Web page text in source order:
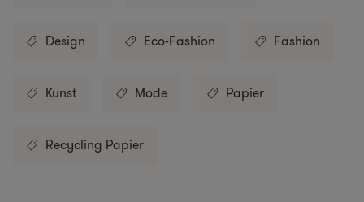
Design Eco-Fashion Fashion
Kunst Mode Papier
Recycling Papier